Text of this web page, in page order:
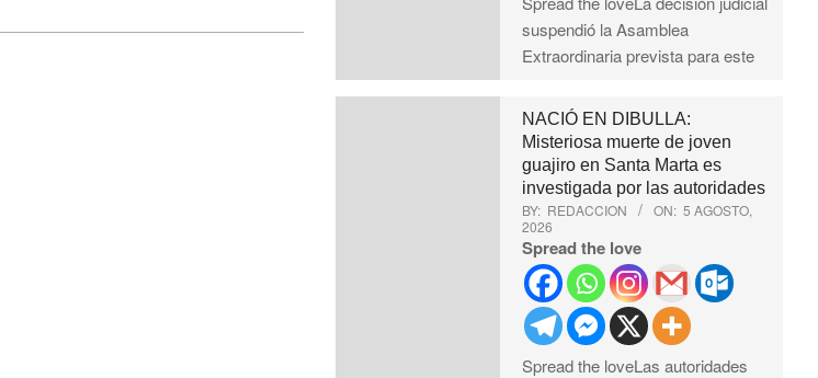
suspendió la Asamblea
Extraordinaria prevista para este
NACIÓ EN DIBULLA:
Misteriosa muerte de joven
guajiro en Santa Marta es
investigada por las autoridades
BY: REDACCION ON: 5 AGOSTO,
2026
Spread the love
Spread the loveLas autoridades